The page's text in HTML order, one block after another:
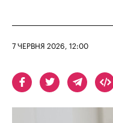
7 ЧЕРВНЯ 2026, 12:00